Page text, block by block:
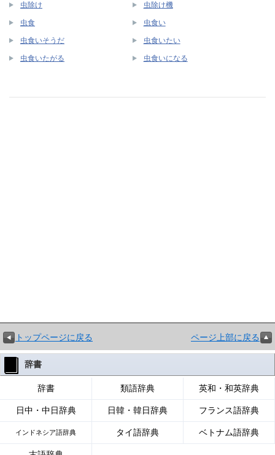
虫除け 虫除け機
虫食 虫食い
虫食いそうだ 虫食いたい
虫食いたがる 虫食いになる
トップページに戻る ページ上部に戻る
辞書
辞書 類語辞典 英和・和英辞典
日中・中日辞典 日韓・韓日辞典 フランス語辞典
インドネシア語辞典 タイ語辞典 ベトナム語辞典